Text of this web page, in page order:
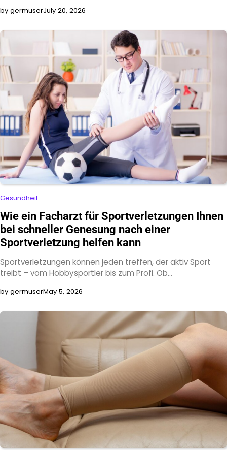
by germuserJuly 20, 2026
Gesundheit
Wie ein Facharzt für Sportverletzungen Ihnen
bei schneller Genesung nach einer
Sportverletzung helfen kann
Sportverletzungen können jeden treffen, der aktiv Sport
treibt – vom Hobbysportler bis zum Profi. Ob…
by germuserMay 5, 2026